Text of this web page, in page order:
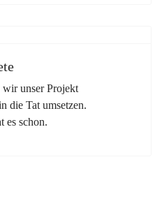
wir unser Projekt
die Tat umsetzen.
es schon.